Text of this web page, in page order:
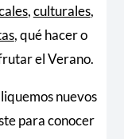
,culturales,
, qué hacer o
el Verano.
nuevos
para conocer